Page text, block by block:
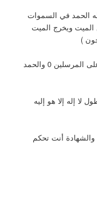
الحمد في السموات
ويخرج الميت
( سبحان ربك رب العزة عما يصفون 0 وسلام على المرسلين 0 والحمد
لا إله إلا هو إليه
أنت تحكم